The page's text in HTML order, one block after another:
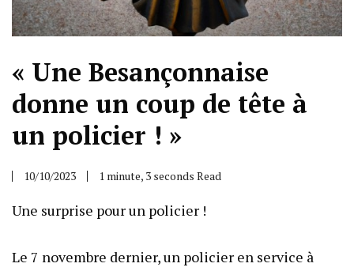
« Une Besançonnaise
donne un coup de tête à
un policier ! »
10/10/2023 1 minute, 3 seconds Read
Une surprise pour un policier !
Le 7 novembre dernier, un policier en service à